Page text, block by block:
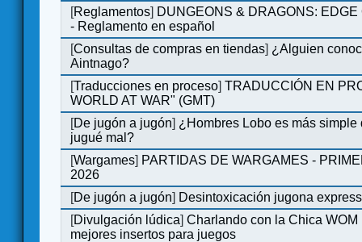
[Reglamentos] DUNGEONS & DRAGONS:
- Reglamento en español
[Consultas de compras en tiendas] ¿Alguien
Aintnago?
[Traducciones en proceso]TRADUCCIÓN EN
WORLD AT WAR" (GMT)
[De jugón a jugón] ¿Hombres Lobo es más simple
jugué mal?
[Wargames] PARTIDAS DE WARGAMES -
2026
[De jugón a jugón] Desintoxicación jugona express
[Divulgación lúdica]Charlando con la Chica WOM
mejores insertos para juegos